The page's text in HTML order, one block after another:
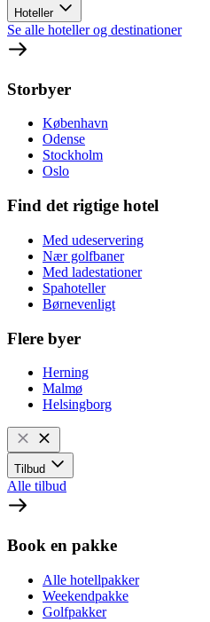
Hoteller
Se alle hoteller og destinationer
Storbyer
København
Odense
Stockholm
Oslo
Find det rigtige hotel
Med udeservering
Nær golfbaner
Med ladestationer
Spahoteller
Børnevenligt
Flere byer
Herning
Malmø
Helsingborg
Tilbud
Alle tilbud
Book en pakke
Alle hotellpakker
Weekendpakke
Golfpakker